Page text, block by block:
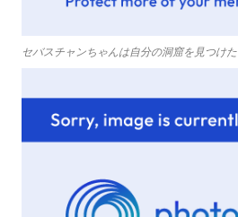
セバスチャンちゃんは自分の洞窟を見つけた